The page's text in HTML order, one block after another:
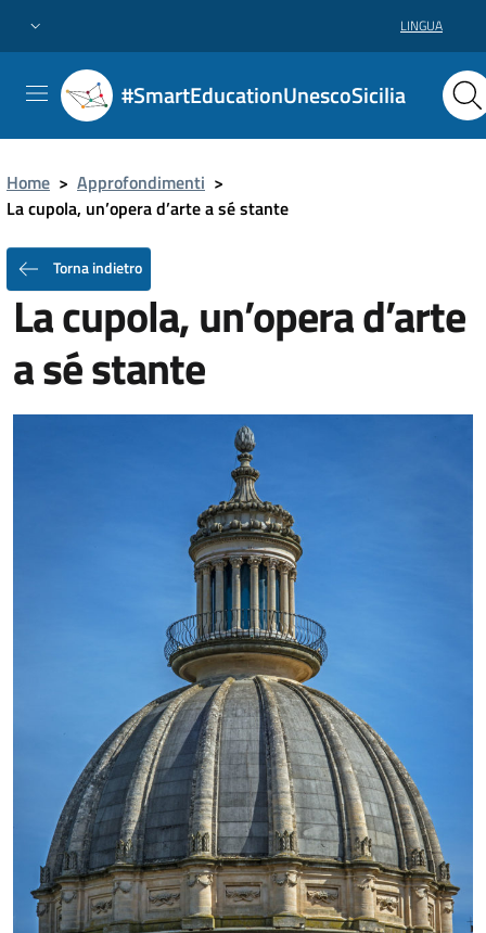
LINGUA
#SmartEducationUnescoSicilia
Home > Approfondimenti >
La cupola, un’opera d’arte a sé stante
Torna indietro
La cupola, un’opera d’arte
a sé stante